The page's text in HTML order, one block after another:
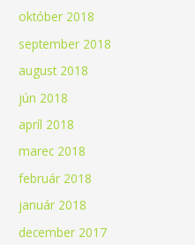
október 2018
september 2018
august 2018
jún 2018
apríl 2018
marec 2018
február 2018
január 2018
december 2017